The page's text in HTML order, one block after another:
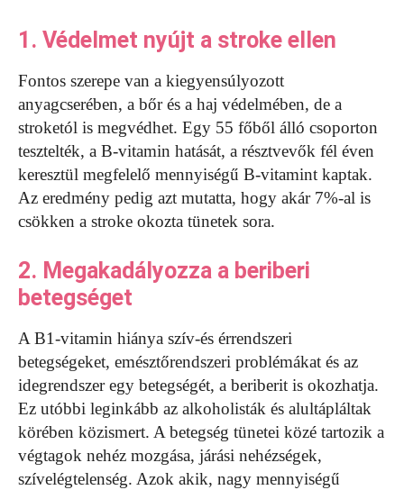
1. Védelmet nyújt a stroke ellen
Fontos szerepe van a kiegyensúlyozott
anyagcserében, a bőr és a haj védelmében, de a
stroketól is megvédhet. Egy 55 főből álló csoporton
tesztelték, a B-vitamin hatását, a résztvevők fél éven
keresztül megfelelő mennyiségű B-vitamint kaptak.
Az eredmény pedig azt mutatta, hogy akár 7%-al is
csökken a stroke okozta tünetek sora.
2. Megakadályozza a beriberi
betegséget
A B1-vitamin hiánya szív-és érrendszeri
betegségeket, emésztőrendszeri problémákat és az
idegrendszer egy betegségét, a beriberit is okozhatja.
Ez utóbbi leginkább az alkoholisták és alultápláltak
körében közismert. A betegség tünetei közé tartozik a
végtagok nehéz mozgása, járási nehézségek,
szívelégtelenség. Azok akik, nagy mennyiségű